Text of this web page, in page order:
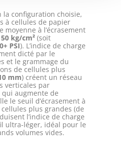
la configuration choisie,
à cellules de papier
à l’écrasement
kg/cm²(soit
PSI). L’indice de charge
dicté par le
et le grammage du
de cellules plus
mm) créent un réseau
verticales par
augmente de
le seuil d’écrasement à
cellules plus grandes (de
l’indice de charge
ultra-léger, idéal pour le
volumes vides.